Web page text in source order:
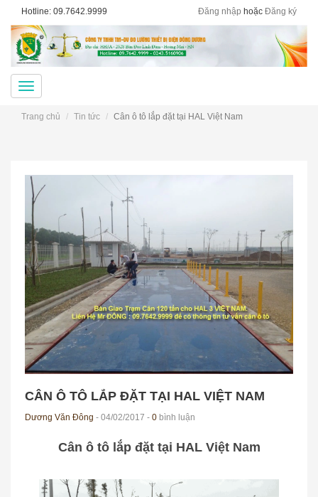
Hotline: 09.7642.9999 Đăng nhập hoặc Đăng ký
Menu
Trang chủ Tin tức Cân ô tô lắp đặt tại HAL Việt Nam
CÂN Ô TÔ LẮP ĐẶT TẠI HAL VIỆT NAM
Dương Văn Đông - 04/02/2017 - 0 bình luận
Cân ô tô lắp đặt tại HAL Việt Nam